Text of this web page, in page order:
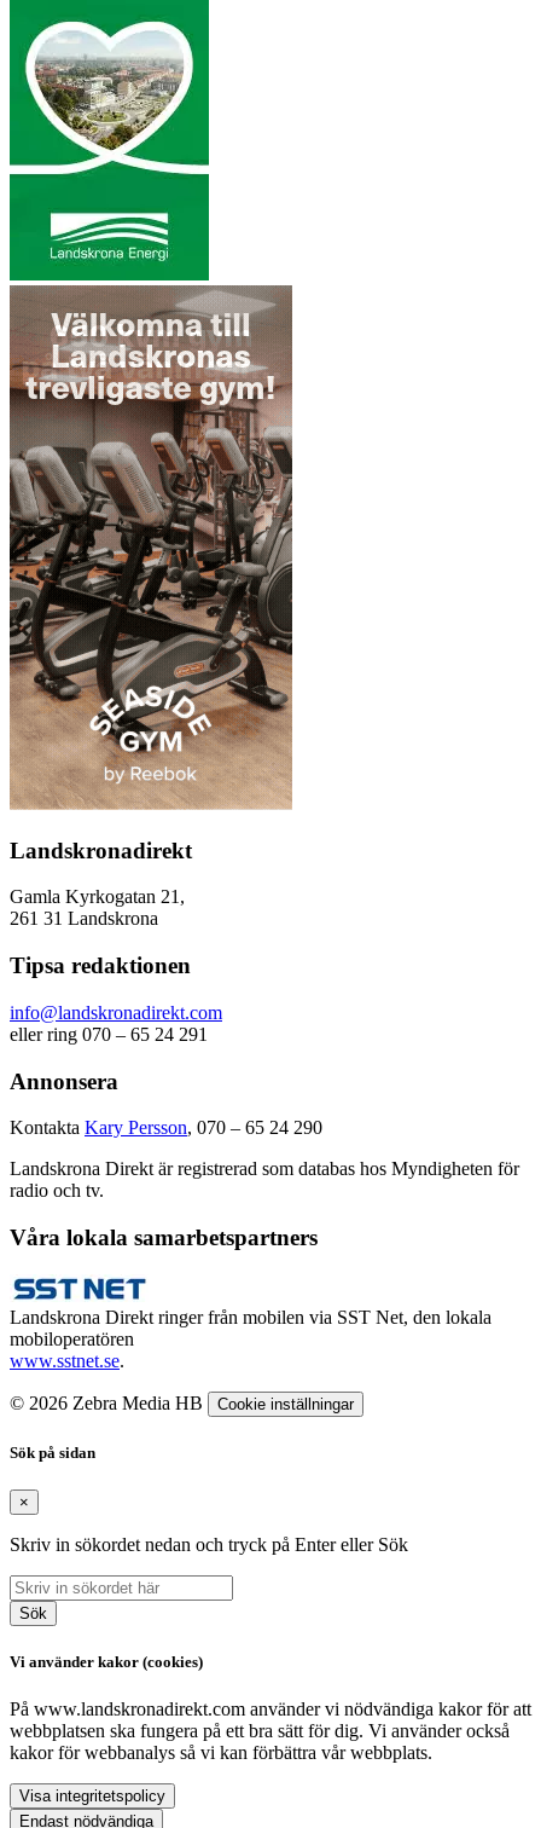
Landskronadirekt
Gamla Kyrkogatan 21,
261 31 Landskrona
Tipsa redaktionen
info@landskronadirekt.com
eller ring 070 – 65 24 291
Annonsera
Kontakta Kary Persson, 070 – 65 24 290
Landskrona Direkt är registrerad som databas hos Myndigheten för
radio och tv.
Våra lokala samarbetspartners
Landskrona Direkt ringer från mobilen via SST Net, den lokala
mobiloperatören
www.sstnet.se.
© 2026 Zebra Media HB Cookie inställningar
Sök på sidan
×
Skriv in sökordet nedan och tryck på Enter eller Sök
Sök
Vi använder kakor (cookies)
På www.landskronadirekt.com använder vi nödvändiga kakor för att
webbplatsen ska fungera på ett bra sätt för dig. Vi använder också
kakor för webbanalys så vi kan förbättra vår webbplats.
Visa integritetspolicy
Endast nödvändiga